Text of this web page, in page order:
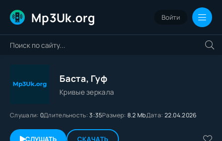
Mp3Uk.org Войти
Баста, Гуф
Кривые зеркала
Слушали: 0Длительность:3:35Размер: 8.2 MbДата: 22.04.2026
СЛУШАТЬ СКАЧАТЬ